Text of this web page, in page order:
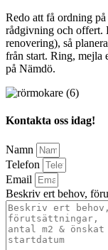
Redo att få ordning
rådgivning och offert.
renovering), så
från start. Ring,
på Nämdö.
Kontakta oss idag!
Namn
Telefon
Email
Beskriv ert behov,